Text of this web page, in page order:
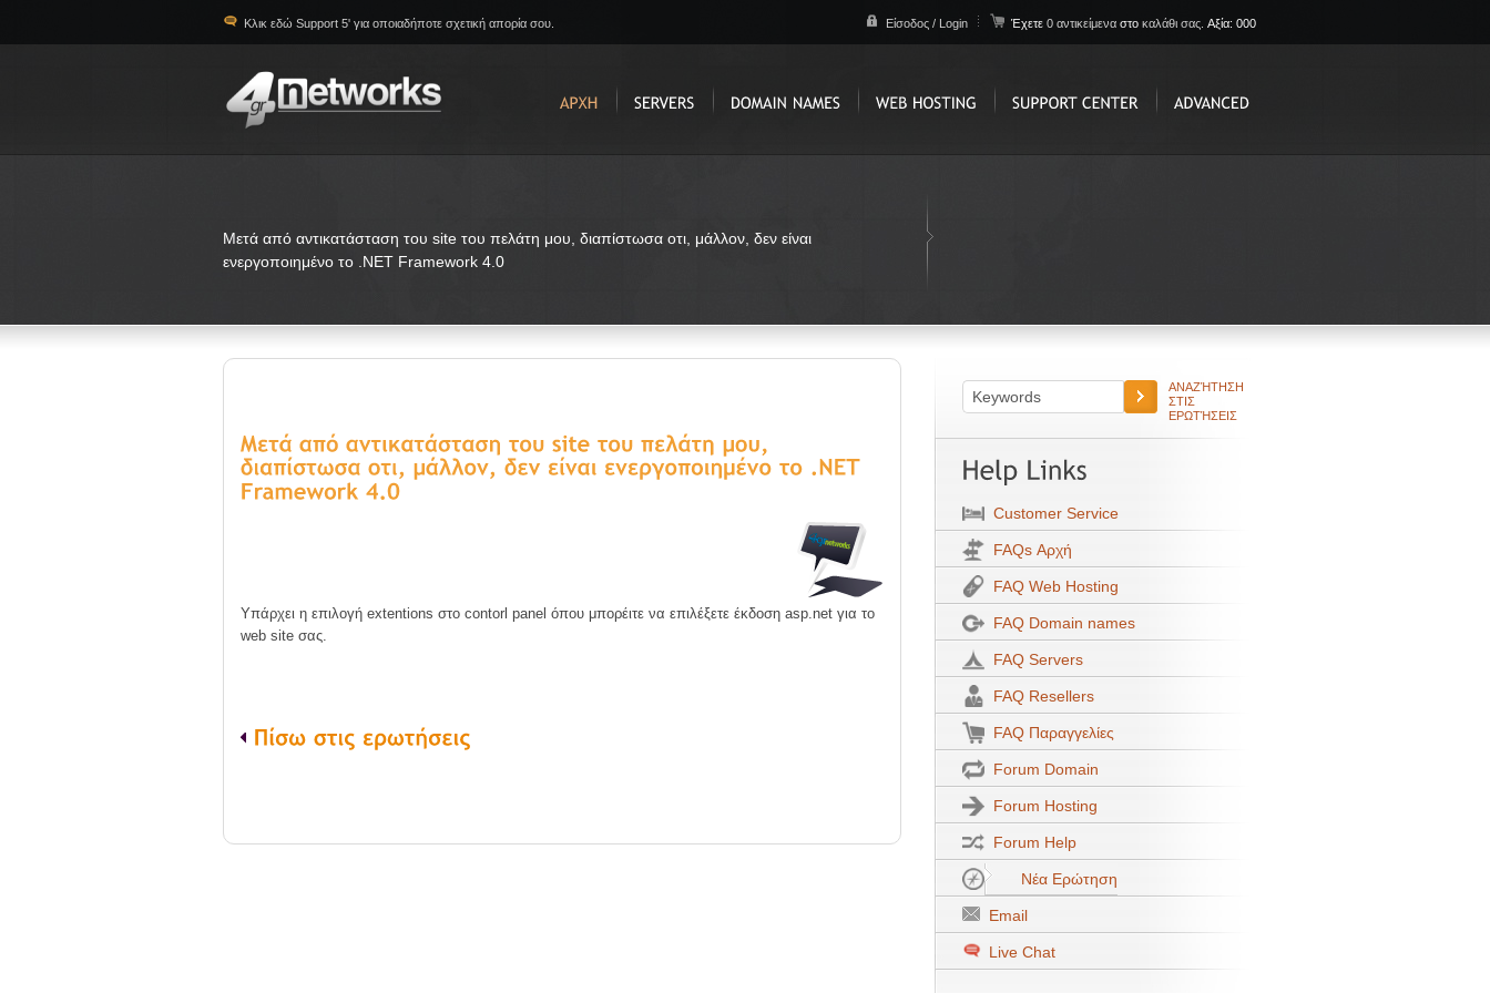
Κλικ εδώ Support 5' για οποιαδήποτε σχετική απορία σου. Είσοδος / Login Έχετε 0 αντικείμενα στο καλάθι σας. Αξία: 000
Μετά από αντικατάσταση του site του πελάτη μου, διαπίστωσα οτι, μάλλον, δεν είναι
ενεργοποιημένο το .NET Framework 4.0
Υπάρχει η επιλογή extentions στο contorl panel όπου μπορέιτε να επιλέξετε έκδοση asp.net για το
web site σας.
ΑΝΑΖΉΤΗΣΗ
ΣΤΙΣ
ΕΡΩΤΉΣΕΙΣ
Customer Service
FAQs Αρχή
FAQ Web Hosting
FAQ Domain names
FAQ Servers
FAQ Resellers
FAQ Παραγγελίες
Forum Domain
Forum Hosting
Forum Help
Νέα Ερώτηση
Email
Live Chat